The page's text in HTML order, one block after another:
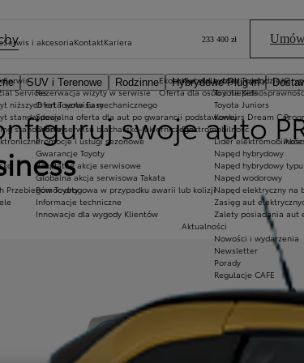
SUV i Terenowe Rodzinne Hybrydowe Plug-in
Ekobonus dla hybryd Toyoty
Oferta dla osób z
Przebiegów Toyoty
Kluby dla dzieci i młodzieży
Toyota Kids
Toyota Juniors
Konkurs Dream Car
Elektromobilność
Lider
Napęd hybrydowy
Napęd hybrydowy
Napęd wodorowy
Napęd elektryczny na
Zasięg aut
Zalety posiadania aut
Aktualności
Nowości i wydarzenia
Newsletter
Porady
Regulacje CAFE
Services
niższych rat Toyota Easy
standardowy
standardowy
Serwis i akcesoria
Serwis
Rezerwacja wizyty w serwisie
Oferta serwisu mechanicznego
Specjalna oferta dla aut po gwarancji podstawowej
Oferta serwisu blacharsko-lakierniczego
Promocje i usługi sezonowe
Gwarancje Toyoty
Bezpłatne akcje serwisowe
Globalna akcja serwisowa Takata
Pomoc drogowa w przypadku awarii lub kolizji
Informacje techniczne
Innowacje dla wygody Klientów
KontaktKariera 233 400 zł
swoje auto